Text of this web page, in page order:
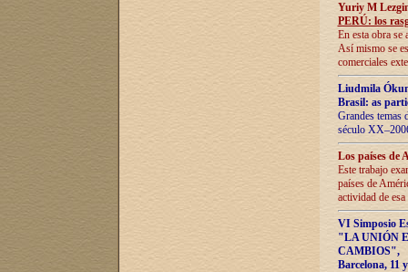
Yuriy M
PERÚ: los
En esta obra se
Así mismo se
comerciales
Liudmila
Brasil: as
Grandes temas
século
Los países de
Este trabajo
países de
actividad de
VI Simposio
"LA UNIÓN
CAMBIOS",
Barcelona, 11